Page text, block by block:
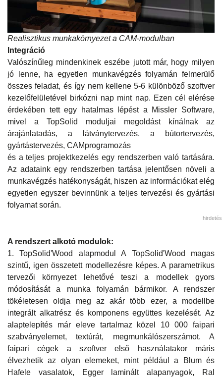
Realisztikus munkakörnyezet a CAM-modulban
Integráció
Valószínűleg mindenkinek eszébe jutott már, hogy milyen
jó lenne, ha egyetlen munkavégzés folyamán felmerülő
összes feladat, és így nem kellene 5-6 különböző szoftver
kezelőfelületével birkózni nap mint nap. Ezen cél elérése
érdekében tett egy hatalmas lépést a Missler Software,
mivel a TopSolid moduljai megoldást kínálnak az
árajánlatadás, a látványtervezés, a bútortervezés,
gyártástervezés, CAMprogramozás
és a teljes projektkezelés egy rendszerben való tartására.
Az adataink egy rendszerben tartása jelentősen növeli a
munkavégzés hatékonyságát, hiszen az információkat elég
egyetlen egyszer bevinnünk a teljes tervezési és gyártási
folyamat során.
hirdetés
A rendszert alkotó modulok:
1. TopSolid'Wood alapmodul A TopSolid'Wood magas
szintű, igen összetett modellezésre képes. A parametrikus
tervezői környezet lehetővé teszi a modellek gyors
módosítását a munka folyamán bármikor. A rendszer
tökéletesen oldja meg az akár több ezer, a modellbe
integrált alkatrész és komponens együttes kezelését. Az
alaptelepítés már eleve tartalmaz közel 10 000 faipari
szabványelemet, textúrát, megmunkálószerszámot. A
faipari cégek a szoftver első használatakor máris
élvezhetik az olyan elemeket, mint például a Blum és
Hafele vasalatok, Egger laminált alapanyagok, Ral